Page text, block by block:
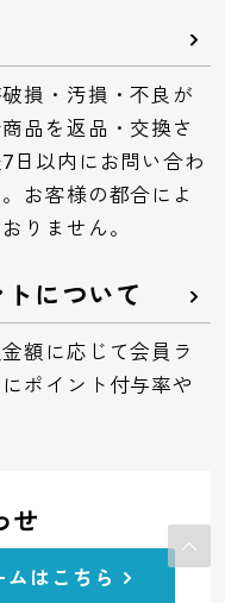
損・汚損・不良が
品を返品・交換さ
日以内にお問い合わ
お客様の都合によ
りません。
について
額に応じて会員ラ
ポイント付与率や
せ
ムはこちら